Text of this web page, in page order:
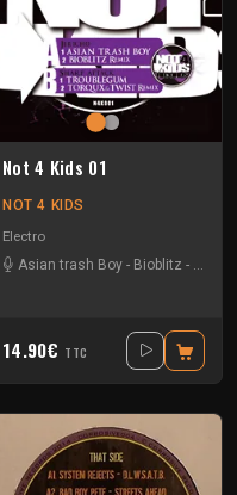
Not 4 Kids 01
NOT 4 KIDS
Electro
Asian trash Boy - Bioblitz -
14.90€ TTC